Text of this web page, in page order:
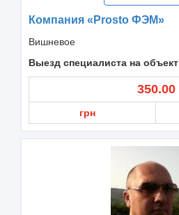
Компания «Prosto ФЭМ»
Вишневое
Выезд специалиста на объект
350.00
грн